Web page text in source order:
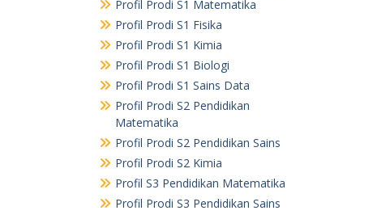
Profil Prodi S1 Matematika
Profil Prodi S1 Fisika
Profil Prodi S1 Kimia
Profil Prodi S1 Biologi
Profil Prodi S1 Sains Data
Profil Prodi S2 Pendidikan
Matematika
Profil Prodi S2 Pendidikan Sains
Profil Prodi S2 Kimia
Profil S3 Pendidikan Matematika
Profil Prodi S3 Pendidikan Sains